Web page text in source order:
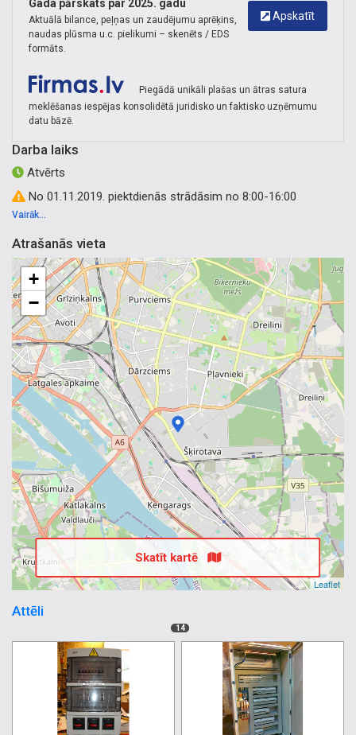
Apskatīt
Gada pārskats par 2025. gadu
Aktuālā bilance, peļņas un zaudējumu aprēķins,
naudas plūsma u.c. pielikumi – skenēts / EDS
formāts.
Piegādā unikāli plašas un ātras satura
meklēšanas iespējas konsolidētā juridisko un faktisko uzņēmumu
datu bāzē.
Darba laiks
Atvērts
No 01.11.2019. piektdienās strādāsim no 8:00-16:00
Vairāk...
Atrašanās vieta
+
−
Leaflet
Skatīt kartē
Attēli
14